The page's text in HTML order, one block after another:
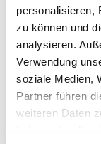
personalisieren,
zu können und
analysieren.
Verwendung
soziale Medien,
Partner führen
weiteren Daten
End:
SAS
Haarlass),
Event